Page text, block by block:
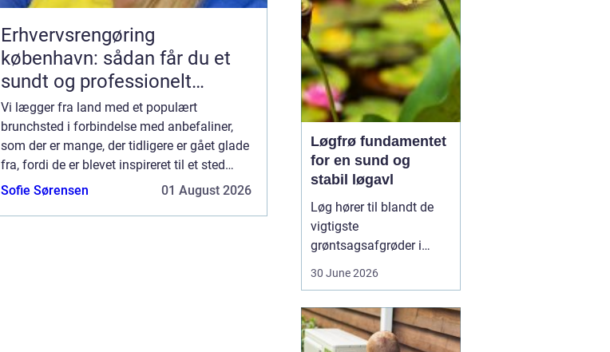
Erhvervsrengøring
københavn: sådan får du et
sundt og professionelt
arbejdsmiljø
Vi lægger fra land med et populært
brunchsted i forbindelse med anbefaliner,
som der er mange, der tidligere er gået glade
fra, fordi de er blevet inspireret til et sted
med en god brunch. Stedet hedderhttps://xn-
Sofie Sørensen 01 August 2026
tunge arbej...
Løgfrø fundamentet
for en sund og
stabil løgavl
Løg hører til blandt de
vigtigste
grøntsagsafgrøder i
ensartet løg ligger et
veludvikletLøgfrø, som
30 June 2026